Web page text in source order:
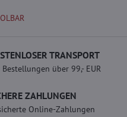
TRANSPORT
Bestellungen über 99,- EUR
ZAHLUNGEN
Online-Zahlungen